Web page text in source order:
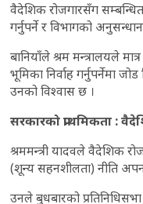
वैदेशिक रोजगारसँग सम्बन्धित
गर्नुपर्ने र विभागको
बानियाँले श्रम मन्त्रालयले
भूमिका निर्वाह गर्नुपर्नेमा
उनको विश्वास छ ।
सरकारको प्राथमिकता :
श्रममन्त्री यादवले वैदेशिक
(शून्य सहनशीलता) नीति
उनले बुधबारको